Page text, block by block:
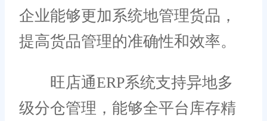
企业能够更加系统地管理货品，
提高货品管理的准确性和效率。
旺店通ERP系统支持异地多
级分仓管理，能够全平台库存精